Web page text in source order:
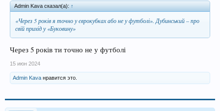
Admin Kava сказал(а): ↑
«Через 5 років я точно у єврокубках або не у футболі». Дубинський – про
свій прихід у «Буковину»
Через 5 років ти точно не у футболі
15 июн 2024
Admin Kava нравится это.